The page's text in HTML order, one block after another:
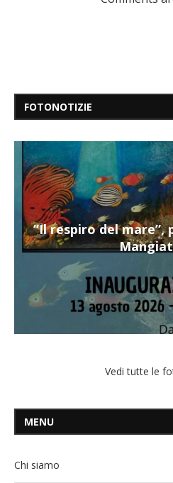
FOTONOTIZIE
“Il respiro del mare”,
Vedi tutte le
MENU
Chi siamo